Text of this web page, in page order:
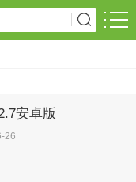
安卓版
26